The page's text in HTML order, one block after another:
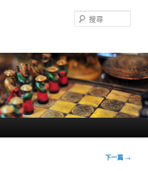
尋
下一篇 →